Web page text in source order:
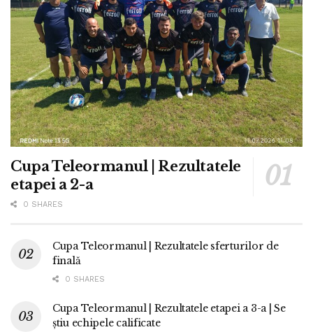
Cupa Teleormanul | Rezultatele
etapei a 2-a
0 SHARES
Cupa Teleormanul | Rezultatele sferturilor de
finală
0 SHARES
Cupa Teleormanul | Rezultatele etapei a 3-a | Se
știu echipele calificate